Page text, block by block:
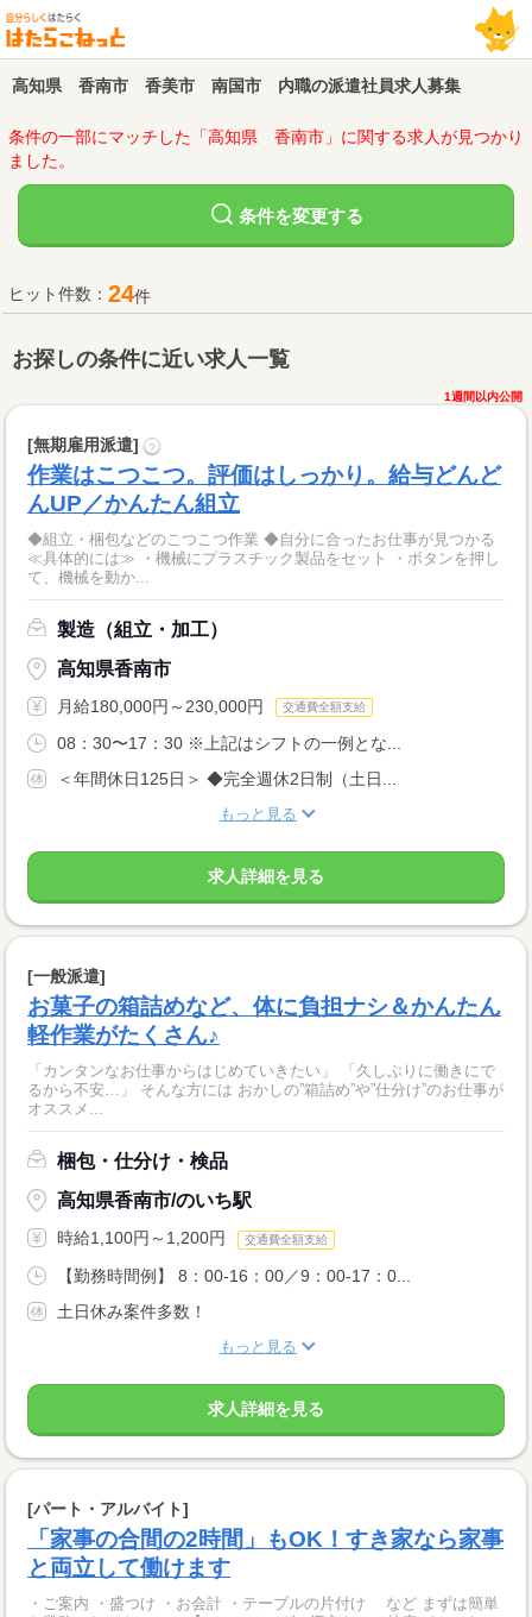
高知県 香南市 香美市 南国市 内職の派遣社員求人募集
条件の一部にマッチした「高知県 香南市」に関する求人が見つかり
ました。
条件を変更する
ヒット件数： 24件
お探しの条件に近い求人一覧
1週間以内公開
[無期雇用派遣] ?
作業はこつこつ。評価はしっかり。給与どんど
んUP／かんたん組立
◆組立・梱包などのこつこつ作業 ◆自分に合ったお仕事が見つかる
≪具体的には≫ ・機械にプラスチック製品をセット ・ボタンを押し
て、機械を動か...
製造（組立・加工）
高知県香南市
月給180,000円～230,000円 交通費全額支給
08：30〜17：30 ※上記はシフトの一例とな...
＜年間休日125日＞ ◆完全週休2日制（土日...
もっと見る
求人詳細を見る
[一般派遣]
お菓子の箱詰めなど、体に負担ナシ＆かんたん
軽作業がたくさん♪
「カンタンなお仕事からはじめていきたい」 「久しぶりに働きにで
るから不安…」 そんな方には おかしの”箱詰め”や”仕分け”のお仕事が
オススメ...
梱包・仕分け・検品
高知県香南市/のいち駅
時給1,100円～1,200円 交通費全額支給
【勤務時間例】 8：00-16：00／9：00-17：0...
土日休み案件多数！
もっと見る
求人詳細を見る
[パート・アルバイト]
「家事の合間の2時間」もOK！すき家なら家事
と両立して働けます
・ご案内 ・盛つけ ・お会計 ・テーブルの片付け など まずは簡単